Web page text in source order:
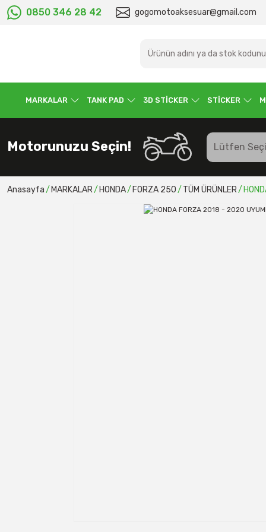
0850 346 28 42 gogomotoaksesuar@gmail.com
MARKALAR TANK PAD 3D STİCKER STİCKER
Motorunuzu Seçin!
Anasayfa MARKALAR HONDA FORZA 250 TÜM ÜRÜNLER